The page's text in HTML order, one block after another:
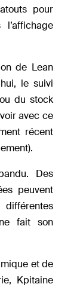
pour
de Lean
le suivi
du stock
avec ce
récent
Des
peuvent
fait son
et de
Kpitaine